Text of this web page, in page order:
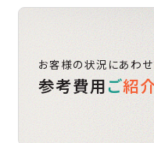
お客様の状況にあわ
参考費用ご紹